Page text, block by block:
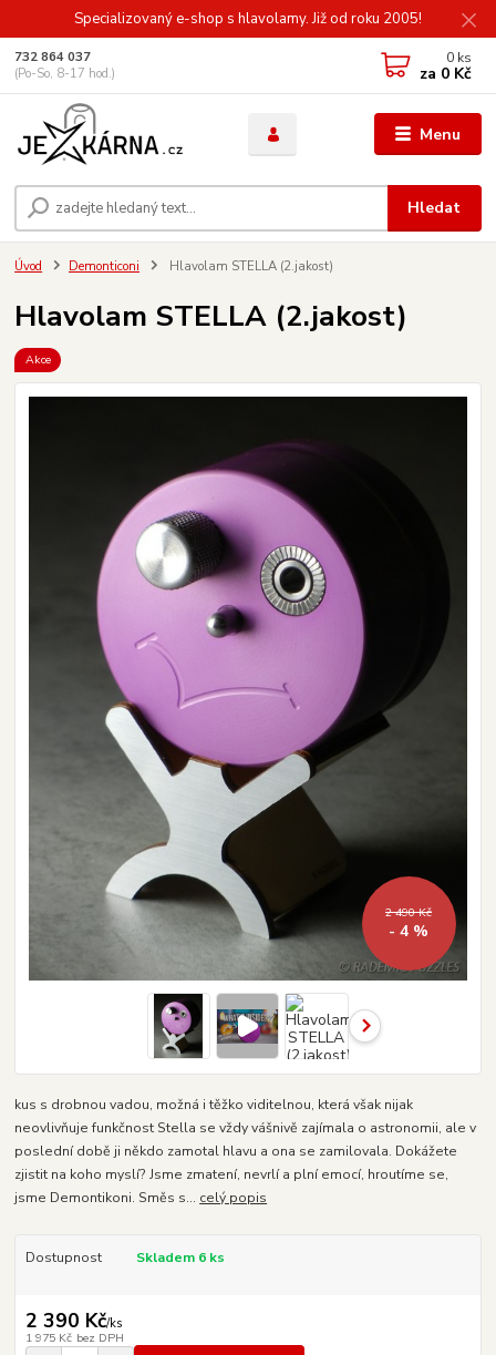
Specializovaný e-shop s hlavolamy. Již od roku 2005!
Menu
Hledat
732 864 037
(Po-So, 8-17 hod.)
0 ks
za 0 Kč
Úvod Demonticoni Hlavolam STELLA (2.jakost)
Hlavolam STELLA (2.jakost)
Akce
2 490 Kč
- 4 %
kus s drobnou vadou, možná i těžko viditelnou, která však nijak
neovlivňuje funkčnost Stella se vždy vášnivě zajímala o astronomii, ale v
poslední době ji někdo zamotal hlavu a ona se zamilovala. Dokážete
zjistit na koho myslí? Jsme zmatení, nevrlí a plní emocí, hroutíme se,
jsme Demontikoni. Směs s... celý popis
Dostupnost Skladem 6 ks
2 390 Kč/ks
1 975 Kč bez DPH